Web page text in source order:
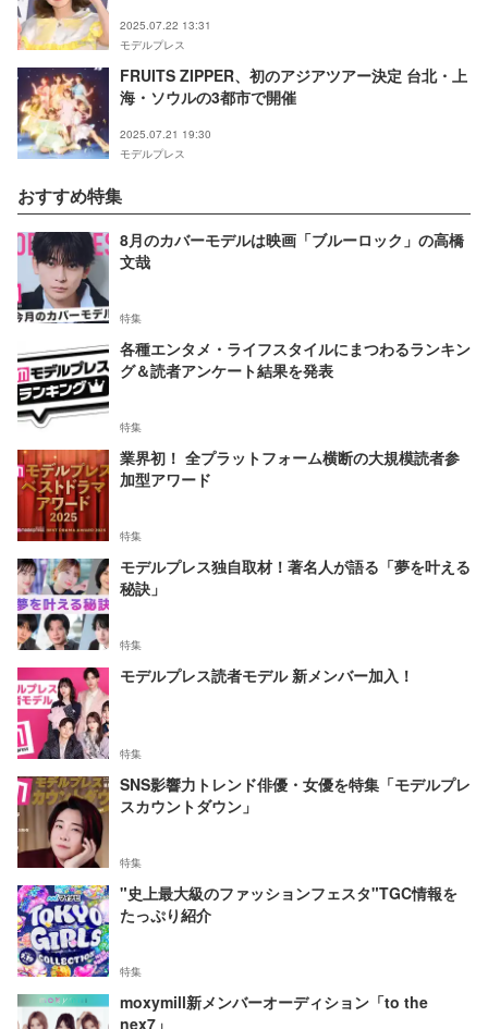
2025.07.22 13:31
モデルプレス
FRUITS ZIPPER、初のアジアツアー決定 台北・上
海・ソウルの3都市で開催
2025.07.21 19:30
モデルプレス
おすすめ特集
8月のカバーモデルは映画「ブルーロック」の高橋
文哉
特集
各種エンタメ・ライフスタイルにまつわるランキン
グ＆読者アンケート結果を発表
特集
業界初！ 全プラットフォーム横断の大規模読者参
加型アワード
特集
モデルプレス独自取材！著名人が語る「夢を叶える
秘訣」
特集
モデルプレス読者モデル 新メンバー加入！
特集
SNS影響力トレンド俳優・女優を特集「モデルプレ
スカウントダウン」
特集
"史上最大級のファッションフェスタ"TGC情報を
たっぷり紹介
特集
moxymill新メンバーオーディション「to the
nex7」